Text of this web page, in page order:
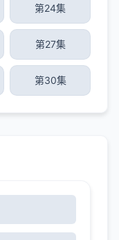
第24集
第27集
第30集